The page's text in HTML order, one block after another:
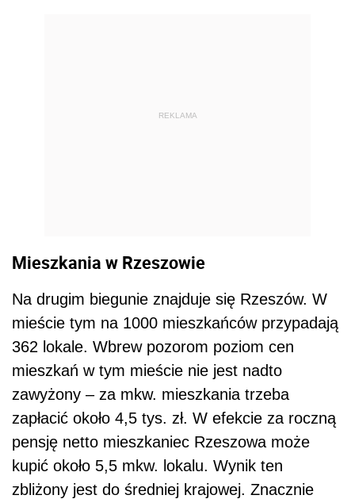
REKLAMA
Mieszkania w Rzeszowie
Na drugim biegunie znajduje się Rzeszów. W
mieście tym na 1000 mieszkańców przypadają
362 lokale. Wbrew pozorom poziom cen
mieszkań w tym mieście nie jest nadto
zawyżony – za mkw. mieszkania trzeba
zapłacić około 4,5 tys. zł. W efekcie za roczną
pensję netto mieszkaniec Rzeszowa może
kupić około 5,5 mkw. lokalu. Wynik ten
zbliżony jest do średniej krajowej. Znacznie